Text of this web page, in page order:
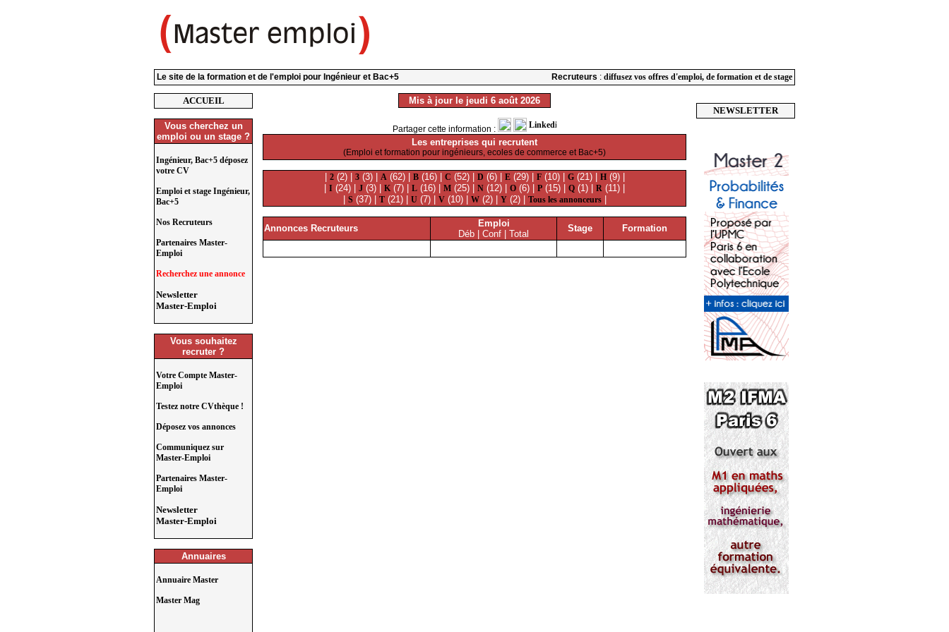
Le site de la formation et de l'emploi pour Ingénieur et Bac+5 Recruteurs : diffusez vos offres d'emploi, de formation et de stage
ACCUEIL
Vous cherchez un
emploi ou un stage ?
Ingénieur, Bac+5 déposez
votre CV
Emploi et stage Ingénieur,
Bac+5
Nos Recruteurs
Partenaires Master-
Emploi
Recherchez une annonce
Newsletter
Master-Emploi
Vous souhaitez
recruter ?
Votre Compte Master-
Emploi
Testez notre CVthèque !
Déposez vos annonces
Communiquez sur
Master-Emploi
Partenaires Master-
Emploi
Newsletter
Master-Emploi
Annuaires
Annuaire Master
Master Mag
Mis à jour le jeudi 6 août 2026
Partager cette information :
Les entreprises qui recrutent
(Emploi et formation pour ingénieurs, ecoles de commerce et Bac+5)
2(2) | 3(3) | A(62) | B(16) | C (52) | D (6) | E(29) | F(10) | G(21) | H(9) |
I (24) | J (3) | K (7) | L (16) | M (25) | N (12) | O (6) | P (15) | Q (1) | R (11) |
S (37) | T(21) | U(7) | V(10) | W(2) | Y(2) | Tous les annonceurs|
Annonces Recruteurs
Emploi
Déb | Conf | Total
Stage Formation
NEWSLETTER